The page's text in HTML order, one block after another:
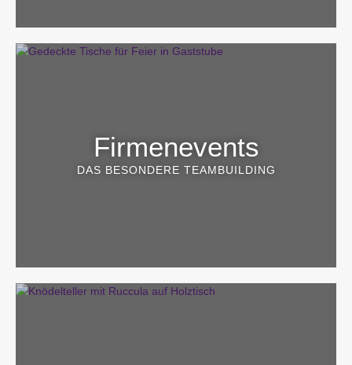
Firmenevents
DAS BESONDERE TEAMBUILDING